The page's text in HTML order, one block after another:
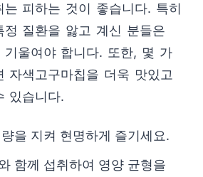
는 피하는 것이 좋습니다. 특히
정 질환을 앓고 계신 분들은
기울여야 합니다. 또한, 몇 가
자색고구마칩을 더욱 맛있고
있습니다.
을 지켜 현명하게 즐기세요.
함께 섭취하여 영양 균형을